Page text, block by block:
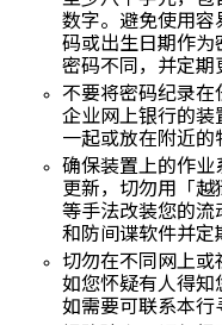
数字。避免使用容
码或出生日期作为
密码不同，并定期
不要将密码纪录在
企业网上银行的装
一起或放在附近的
确保装置上的作业
更新，切勿用「越
等手法改装您的流
和防间谍软件并定
切勿在不同网上或
如您怀疑有人得知
如需要可联系本行